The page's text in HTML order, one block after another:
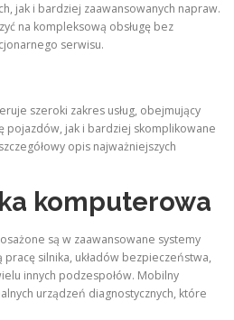
jak i bardziej zaawansowanych napraw.
na kompleksową obsługę bez
serwisu.
szeroki zakres usług, obejmujący
pojazdów, jak i bardziej skomplikowane
opis najważniejszych
komputerowa
są w zaawansowane systemy
silnika, układów bezpieczeństwa,
innych podzespołów. Mobilny
urządzeń diagnostycznych, które